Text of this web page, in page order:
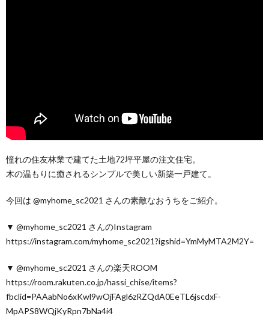
憧れの住友林業で建てた土地72坪平屋の注文住宅。
木の温もりに癒されるシンプルで美しい新築一戸建て。
今回は @myhome_sc2021 さんの素敵なおうちをご紹介。
▼ @myhome_sc2021 さんのInstagram
https://instagram.com/myhome_sc2021?igshid=YmMyMTA2M2Y=
▼ @myhome_sc2021 さんの楽天ROOM
https://room.rakuten.co.jp/hassi_chise/items?
fbclid=PAAabNo6xKwl9wOjFAgl6zRZQdA0EeTL6jscdxF-
MpAPS8WQjKyRpn7bNa4i4